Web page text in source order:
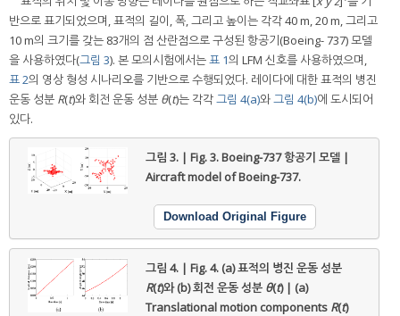
반으로 표기되었으며, 표적의 길이, 폭, 그리고 높이는 각각 40 m, 20 m, 그리고
10 m의 크기를 갖는 83개의 점 산란점으로 구성된 항공기(Boeing- 737) 모델
을 사용하였다(그림 3). 본 모의시험에서는표 1의 LFM 신호를 사용하였으며,
표 2의 영상 형성 시나리오를 기반으로 수행되었다. 레이다에 대한 표적의 병진
운동 성분 R(t)와 회전 운동 성분 θ(t)는 각각그림 4(a)와그림 4(b)에 도시되어
있다.
그림 3. | Fig. 3.Boeing-737 항공기 모델 |
Aircraft model of Boeing-737.
Download Original Figure
그림 4. | Fig. 4. (a) 표적의 병진 운동 성분
R(t)와 (b) 회전 운동 성분 θ(t) | (a)
Translational motion components R(t)